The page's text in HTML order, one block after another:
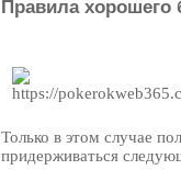
Правила хорошего
Только в этом случае
придерживаться